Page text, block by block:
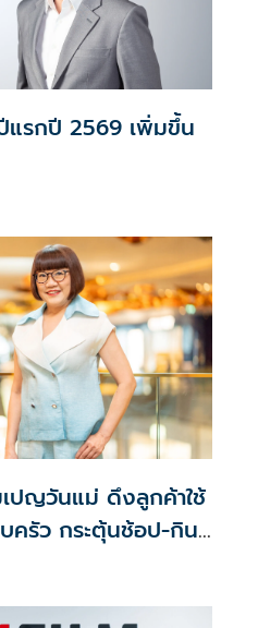
แรกปี 2569 เพิ่มขึ้น
เปญวันแม่ ดึงลูกค้าใช้
ครัว กระตุ้นช้อป-กิน-